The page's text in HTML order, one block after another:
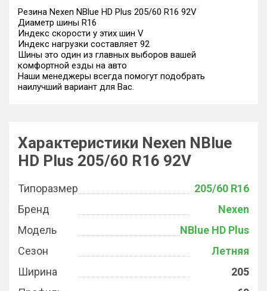
Резина Nexen NBlue HD Plus 205/60 R16 92V
Диаметр шины R16
Индекс скорости у этих шин V
Индекс нагрузки составляет 92
Шины это один из главных выборов вашей
комфортной езды на авто
Наши менеджеры всегда помогут подобрать
наилучший вариант для Вас.
Характеристики Nexen NBlue
HD Plus 205/60 R16 92V
Типоразмер
205/60 R16
Бренд
Nexen
Модель
NBlue HD Plus
Сезон
Летняя
Ширина
205